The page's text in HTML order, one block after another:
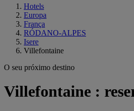
Hotels
Europa
França
RÓDANO-ALPES
Isere
Villefontaine
O seu próximo destino
Villefontaine :